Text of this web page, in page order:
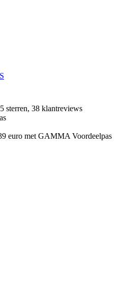
sterren, 38 klantreviews
euro met GAMMA Voordeelpas